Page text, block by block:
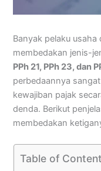
Banyak pelaku
membedakan jenis-
PPh 21, PPh 23, dan
perbedaannya
kewajiban pajak
denda. Berikut
membedakan
Table of